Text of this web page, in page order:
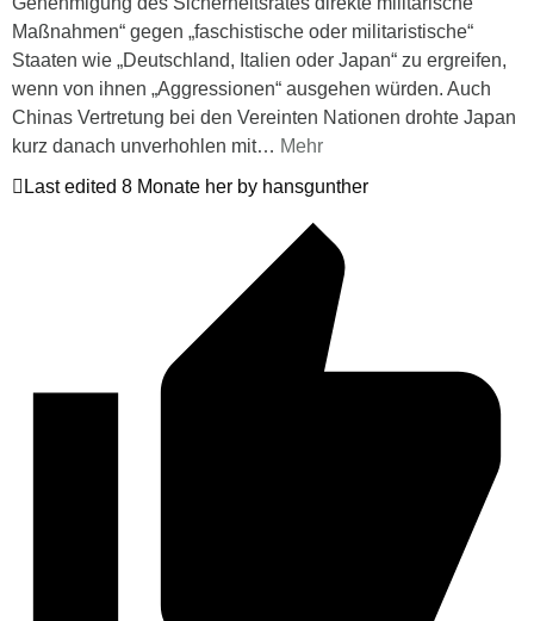
Maßnahmen“ gegen „faschistische oder militaristische“
Staaten wie „Deutschland, Italien oder Japan“ zu ergreifen,
wenn von ihnen „Aggressionen“ ausgehen würden. Auch
Chinas Vertretung bei den Vereinten Nationen drohte Japan
kurz danach unverhohlen mit… Mehr
Last edited 8 Monate her by hansgunther